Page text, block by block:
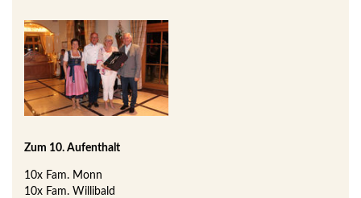
Zum 10. Aufenthalt
10x Fam. Monn
10x Fam. Willibald